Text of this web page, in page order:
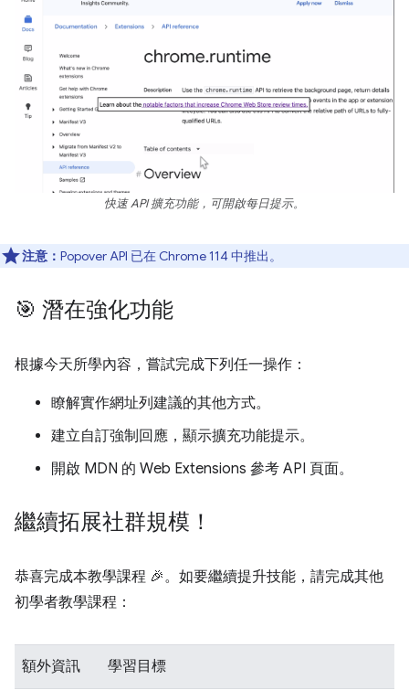
快速 API 擴充功能，可開啟每日提示。
注意： Popover API 已在 Chrome 114 中推出。
🎯 潛在強化功能
根據今天所學內容，嘗試完成下列任一操作：
瞭解實作網址列建議的其他方式。
建立自訂強制回應，顯示擴充功能提示。
開啟 MDN 的 Web Extensions 參考 API 頁面。
繼續拓展社群規模！
恭喜完成本教學課程 🎉。如要繼續提升技能，請完成其他
初學者教學課程：
額外資訊 學習目標